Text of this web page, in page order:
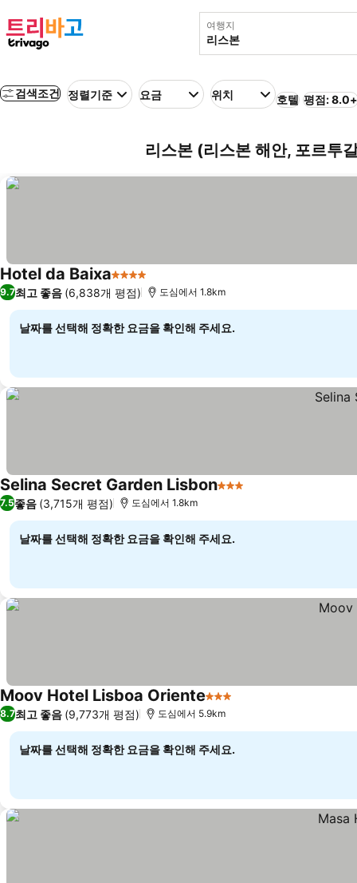
여행지
검색조건 정렬기준 요금 위치 호텔 평점: 8.0+
리스본 (리스본 해안, 포르투
Hotel da Baixa4 성급
9.7최고 좋음 (6,838개 평점) 도심에서 1.8km
날짜를 선택해 정확한 요금을 확인해 주세요.
Selina Secret Garden Lisbon3 성급
7.5좋음 (3,715개 평점) 도심에서 1.8km
날짜를 선택해 정확한 요금을 확인해 주세요.
Moov Hotel Lisboa Oriente3 성급
8.7최고 좋음 (9,773개 평점) 도심에서 5.9km
날짜를 선택해 정확한 요금을 확인해 주세요.